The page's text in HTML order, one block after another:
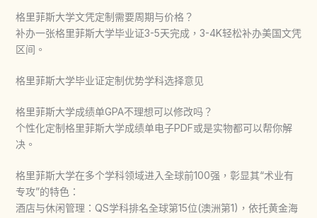
格里菲斯大学文凭定制需要周期与价格？
补办一张格里菲斯大学毕业证3-5天完成，3-4K轻松补办美国文凭
区间。
格里菲斯大学毕业证定制优势学科选择意见
格里菲斯大学成绩单GPA不理想可以修改吗？
个性化定制格里菲斯大学成绩单电子PDF或是实物都可以帮你解
决。
格里菲斯大学在多个学科领域进入全球前100强，彰显其“术业有
专攻”的特色：
酒店与休闲管理‌：QS学科排名全球‌第15位‌(澳洲第1)，依托黄金海